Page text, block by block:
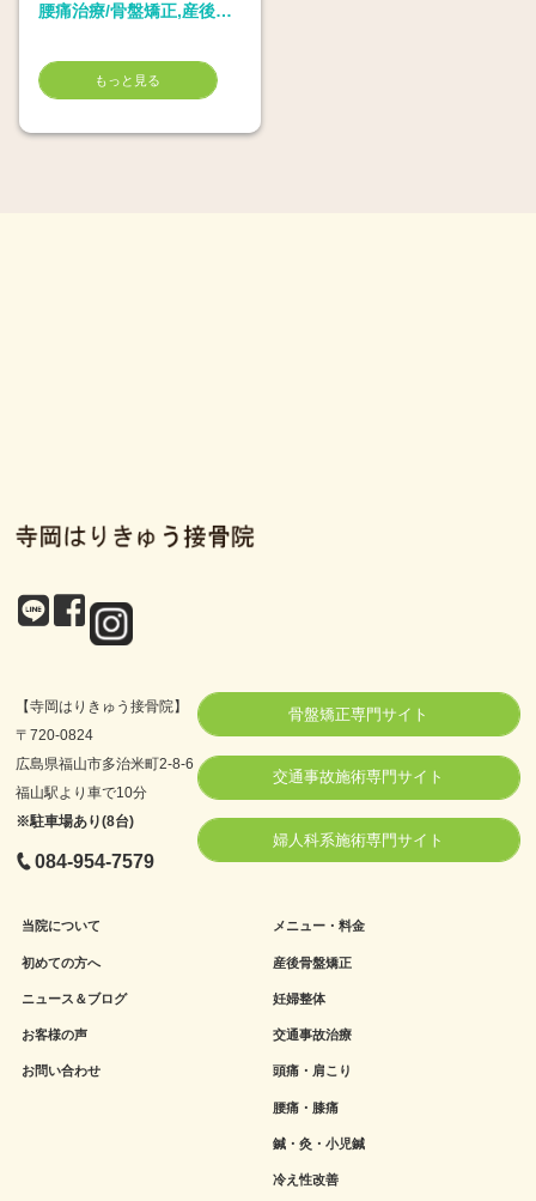
のママ
腰痛治療/骨盤矯正,産後骨盤矯正
もっと見る
【寺岡はりきゅう接骨院】
〒720-0824
広島県福山市多治米町2-8-6
福山駅より車で10分
※駐車場あり(8台)
084-954-7579
骨盤矯正専門サイト
交通事故施術専門サイト
婦人科系施術専門サイト
当院について
初めての方へ
ニュース＆ブログ
お客様の声
お問い合わせ
メニュー・料金
産後骨盤矯正
妊婦整体
交通事故治療
頭痛・肩こり
腰痛・膝痛
鍼・灸・小児鍼
冷え性改善